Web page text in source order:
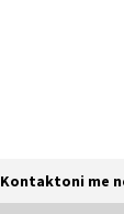
Kontaktoni me